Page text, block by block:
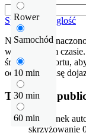
Rower
Samochód
10 min
30 min
60 min
Sprawdź odleglość
Na mapie
w określonym
środek transportu,
odłegłość i trasę
Transport
Przystanek
skrzyżowanie